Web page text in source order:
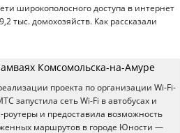
широкополосного доступа в интернет
тыс. домохозяйств. Как рассказали
Комсомольска-на-Амуре
проекта по организации Wi-Fi-
запустила сеть Wi-Fi в автобусах и
роутеры и предоставила возможность
маршрутов в городе Юности —